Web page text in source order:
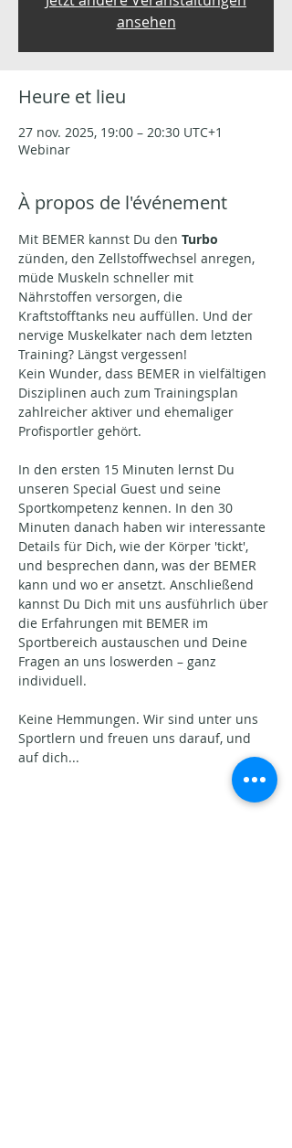
ansehen
Heure et lieu
27 nov. 2025, 19:00 – 20:30 UTC+1
Webinar
À propos de l'événement
Mit BEMER kannst Du den Turbo
zünden, den Zellstoffwechsel anregen,
müde Muskeln schneller mit
Nährstoffen versorgen, die
Kraftstofftanks neu auffüllen. Und der
nervige Muskelkater nach dem letzten
Training? Längst vergessen!
Kein Wunder, dass BEMER in vielfältigen
Disziplinen auch zum Trainingsplan
zahlreicher aktiver und ehemaliger
Profisportler gehört.
In den ersten 15 Minuten lernst Du
unseren Special Guest und seine
Sportkompetenz kennen. In den 30
Minuten danach haben wir interessante
Details für Dich, wie der Körper 'tickt',
und besprechen dann, was der BEMER
kann und wo er ansetzt. Anschließend
kannst Du Dich mit uns ausführlich über
die Erfahrungen mit BEMER im
Sportbereich austauschen und Deine
Fragen an uns loswerden – ganz
individuell.
Keine Hemmungen. Wir sind unter uns
Sportlern und freuen uns darauf, und
auf dich...